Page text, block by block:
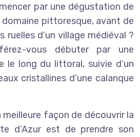
par une dégustation de
pittoresque, avant de
ruelles d’un village médiéval ?
vous débuter par une
le long du littoral, suivie d’un
cristallines d’une calanque
meilleure façon de découvrir la
d’Azur est de prendre son